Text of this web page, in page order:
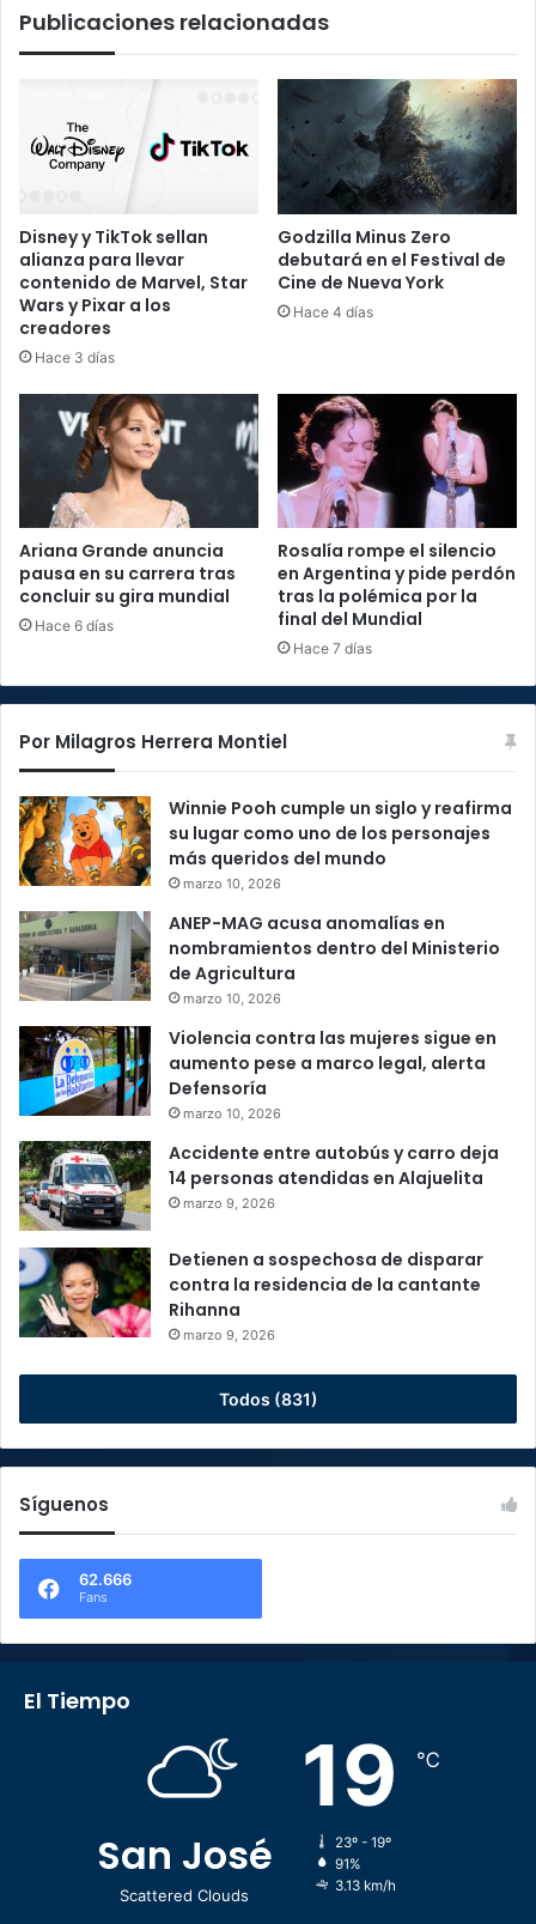
Publicaciones relacionadas
Disney y TikTok sellan
alianza para llevar
contenido de Marvel, Star
Wars y Pixar a los
creadores
Hace 3 días
Godzilla Minus Zero
debutará en el Festival de
Cine de Nueva York
Hace 4 días
Ariana Grande anuncia
pausa en su carrera tras
concluir su gira mundial
Hace 6 días
Rosalía rompe el silencio
en Argentina y pide perdón
tras la polémica por la
final del Mundial
Hace 7 días
Por Milagros Herrera Montiel
Winnie Pooh cumple un siglo y reafirma
su lugar como uno de los personajes
más queridos del mundo
marzo 10, 2026
ANEP-MAG acusa anomalías en
nombramientos dentro del Ministerio
de Agricultura
marzo 10, 2026
Violencia contra las mujeres sigue en
aumento pese a marco legal, alerta
Defensoría
marzo 10, 2026
Accidente entre autobús y carro deja
14 personas atendidas en Alajuelita
marzo 9, 2026
Detienen a sospechosa de disparar
contra la residencia de la cantante
Rihanna
marzo 9, 2026
Todos (831)
Síguenos
62.666
Fans
El Tiempo
San José
Scattered Clouds
19 ℃
23º - 19º
91%
3.13 km/h